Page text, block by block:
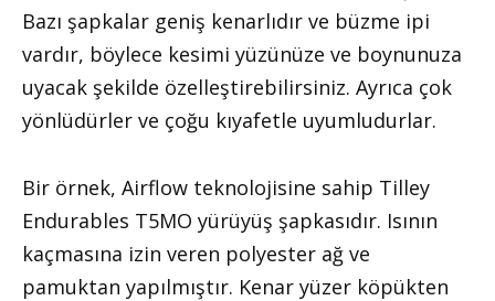
Bazı şapkalar geniş kenarlıdır ve büzme ipi
vardır, böylece kesimi yüzünüze ve boynunuza
uyacak şekilde özelleştirebilirsiniz. Ayrıca çok
yönlüdürler ve çoğu kıyafetle uyumludurlar.
Bir örnek, Airflow teknolojisine sahip Tilley
Endurables T5MO yürüyüş şapkasıdır. Isının
kaçmasına izin veren polyester ağ ve
pamuktan yapılmıştır. Kenar yüzer köpükten